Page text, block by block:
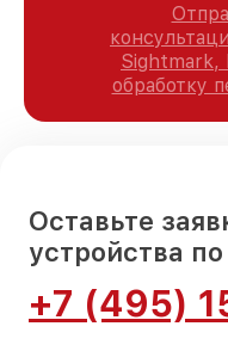
Sightmark,
обработку
Оставьте
устройства
+7 (495)